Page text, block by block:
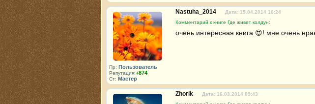
Пр: Пользователь
Репутация:+874
Ст: Мастер
Nastuha_2014
Дата: 15.04.2014 16:24
Комментарий к книге Где живет колдун:
очень интересная книга 😍! мне очень
Zhorik
Дата: 16.03.2014 09:43